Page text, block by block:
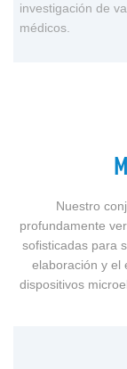
investigación de
médicos.
Nuestro
profundamente
sofisticadas para
elaboración y el
dispositivos